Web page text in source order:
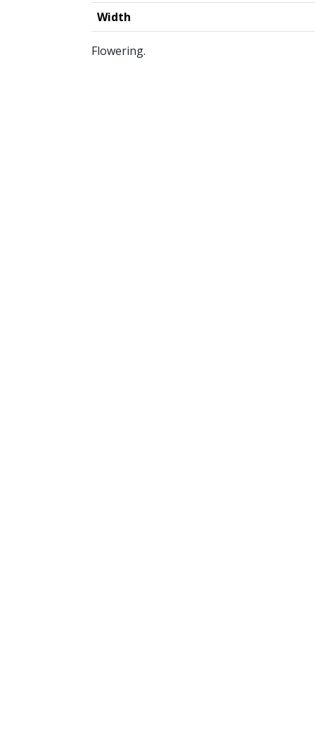
Width
Flowering.